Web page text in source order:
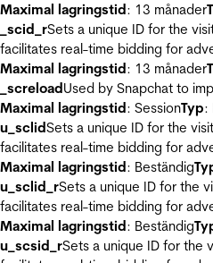
Maximal lagringstid: 13 månader
_scid_rSets a unique ID for the
facilitates real-time bidding for
Maximal lagringstid: 13 månader
_screloadUsed by Snapchat to
Maximal lagringstid: SessionTyp:
u_sclidSets a unique ID for the
facilitates real-time bidding for
Maximal lagringstid: Beständig
u_sclid_rSets a unique ID for the
facilitates real-time bidding for
Maximal lagringstid: Beständig
u_scsid_rSets a unique ID for the